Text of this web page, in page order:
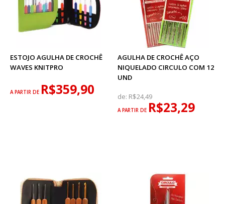
ESTOJO AGULHA DE CROCHÊ
WAVES KNITPRO
A PARTIR DE R$359,90
AGULHA DE CROCHÊ AÇO
NIQUELADO CIRCULO COM 12
UND
de: R$24,49
A PARTIR DE R$23,29